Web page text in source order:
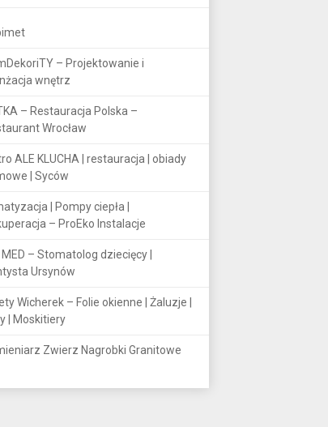
– Projektowanie i
wnętrz
– Restauracja Polska –
Wrocław
ALE KLUCHA | restauracja | obiady
| Syców
| Pompy ciepła |
– ProEko Instalacje
MED – Stomatolog dziecięcy |
Ursynów
Wicherek – Folie okienne | Żaluzje |
| Moskitiery
Zwierz Nagrobki Granitowe